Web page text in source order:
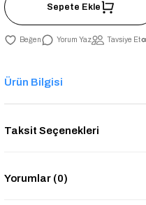
Sepete Ekle
Yorum Yaz Tavsiye Et
Ürün Bilgisi
Taksit Seçenekleri
Yorumlar (0)